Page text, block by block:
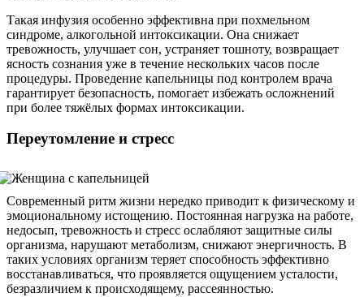
Такая инфузия особенно эффективна при похмельном
синдроме, алкогольной интоксикации. Она снижает
тревожность, улучшает сон, устраняет тошноту, возвращает
ясность сознания уже в течение нескольких часов после
процедуры. Проведение капельницы под контролем врача
гарантирует безопасность, помогает избежать осложнений
при более тяжёлых формах интоксикации.
Переутомление и стресс
Современный ритм жизни нередко приводит к физическому и
эмоциональному истощению. Постоянная нагрузка на работе,
недосып, тревожность и стресс ослабляют защитные силы
организма, нарушают метаболизм, снижают энергичность. В
таких условиях организм теряет способность эффективно
восстанавливаться, что проявляется ощущением усталости,
безразличием к происходящему, рассеянностью.